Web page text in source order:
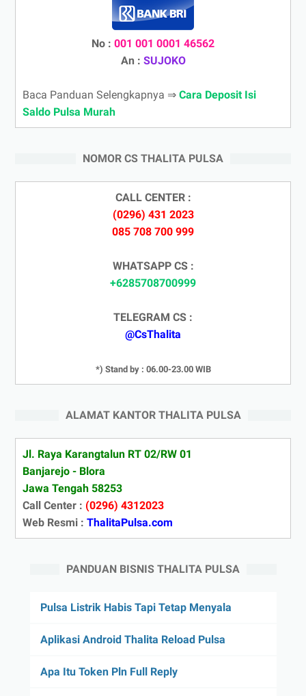
No : 001 001 0001 46562
An : SUJOKO
Baca Panduan Selengkapnya ⇒ Cara Deposit Isi
Saldo Pulsa Murah
NOMOR CS THALITA PULSA
CALL CENTER :
(0296) 431 2023
085 708 700 999
WHATSAPP CS :
+6285708700999
TELEGRAM CS :
@CsThalita
*) Stand by : 06.00-23.00 WIB
ALAMAT KANTOR THALITA PULSA
Jl. Raya Karangtalun RT 02/RW 01
Banjarejo - Blora
Jawa Tengah 58253
Call Center : (0296) 4312023
Web Resmi : ThalitaPulsa.com
PANDUAN BISNIS THALITA PULSA
Pulsa Listrik Habis Tapi Tetap Menyala
Aplikasi Android Thalita Reload Pulsa
Apa Itu Token Pln Full Reply